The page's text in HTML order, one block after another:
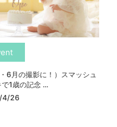
・6月の撮影に！）スマッシュ
1歳の記念 ...
4/26